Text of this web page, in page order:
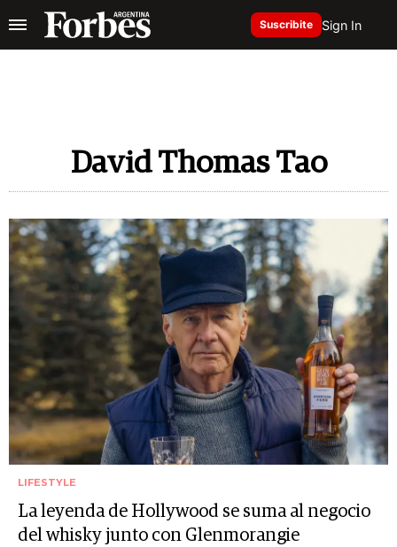
Suscribite Sign In
David Thomas Tao
LIFESTYLE
La leyenda de Hollywood se suma al negocio
del whisky junto con Glenmorangie